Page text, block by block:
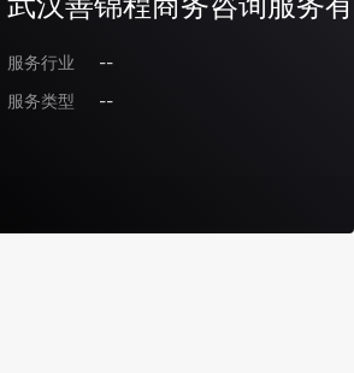
服务行业
--
服务类型
--